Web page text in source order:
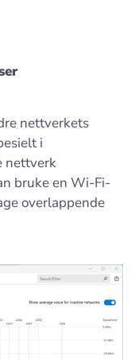
nettverkets
i
nettverk
bruke en Wi-Fi-
overlappende